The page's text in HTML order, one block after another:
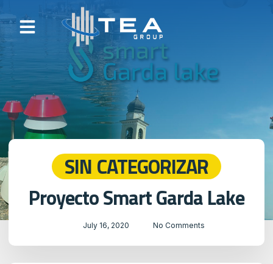
SIN CATEGORIZAR
Proyecto Smart Garda Lake
July 16, 2020 No Comments